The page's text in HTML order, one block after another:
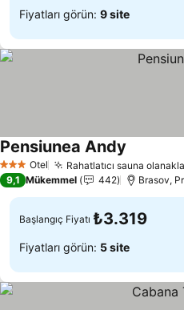
Fiyatları görün: 9 site
3 YıldızOtel Rahatlatıcı sauna
Pensiunea Andy
9,1 Mükemmel 442 Brasov,
Başlangıç Fiyatı ₺3.319
Fiyatları görün: 5 site